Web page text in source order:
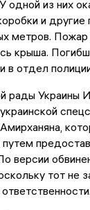
из них
и
метров.
крыша.
в отдел
рады Украины
версии
тот не